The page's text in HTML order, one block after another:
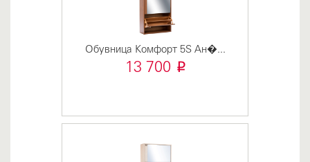
Обувница Комфорт 5S Ан�...
13 700 i